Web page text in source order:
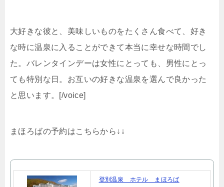
大好きな彼と、美味しいものをたくさん食べて、好き
な時に温泉に入ることができて本当に幸せな時間でし
た。バレンタインデーは女性にとっても、男性にとっ
ても特別な日。お互いの好きな温泉を選んで良かった
と思います。[/voice]
まほろばの予約はこちらから↓↓
登別温泉 ホテル まほろば